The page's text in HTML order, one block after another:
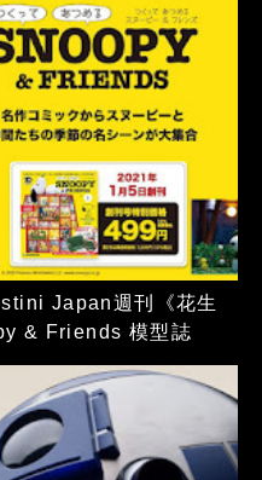
Japan週刊《花生
& Friends 模型誌